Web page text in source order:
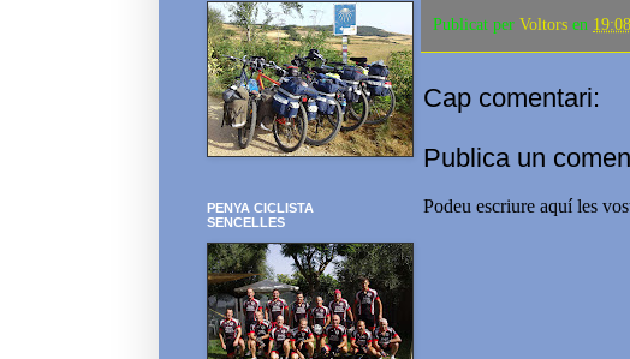
Publicat per Voltors en 19:08
Cap comentari:
Publica un
Podeu escriure aquí les
PENYA CICLISTA
SENCELLES